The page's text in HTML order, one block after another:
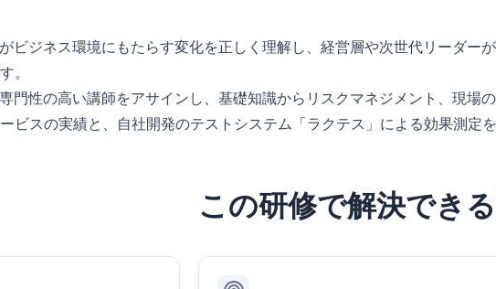
ビジネス環境にもたらす変化を正しく理解し、経営層や次世代リーダー
。
門性の高い講師をアサインし、基礎知識からリスクマネジメント、現場
ビスの実績と、自社開発のテストシステム「ラクテス」による効果測定
この研修で解決でき